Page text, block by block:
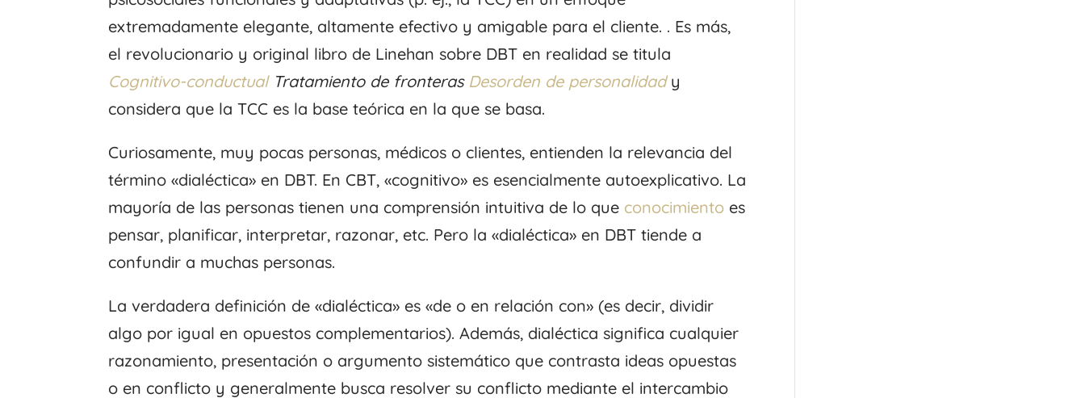
extremadamente elegante, altamente efectivo y amigable para el cliente. . Es más,
el revolucionario y original libro de Linehan sobre DBT en realidad se titula
Cognitivo-conductualTratamiento de fronteras Desorden de personalidady
considera que la TCC es la base teórica en la que se basa.
Curiosamente, muy pocas personas, médicos o clientes, entienden la relevancia del
término «dialéctica» en DBT. En CBT, «cognitivo» es esencialmente autoexplicativo. La
mayoría de las personas tienen una comprensión intuitiva de lo que conocimiento es
pensar, planificar, interpretar, razonar, etc. Pero la «dialéctica» en DBT tiende a
confundir a muchas personas.
La verdadera definición de «dialéctica» es «de o en relación con» (es decir, dividir
algo por igual en opuestos complementarios). Además, dialéctica significa cualquier
razonamiento, presentación o argumento sistemático que contrasta ideas opuestas
o en conflicto y generalmente busca resolver su conflicto mediante el intercambio